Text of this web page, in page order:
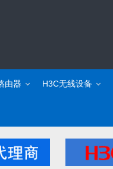
由器 H3C无线设备